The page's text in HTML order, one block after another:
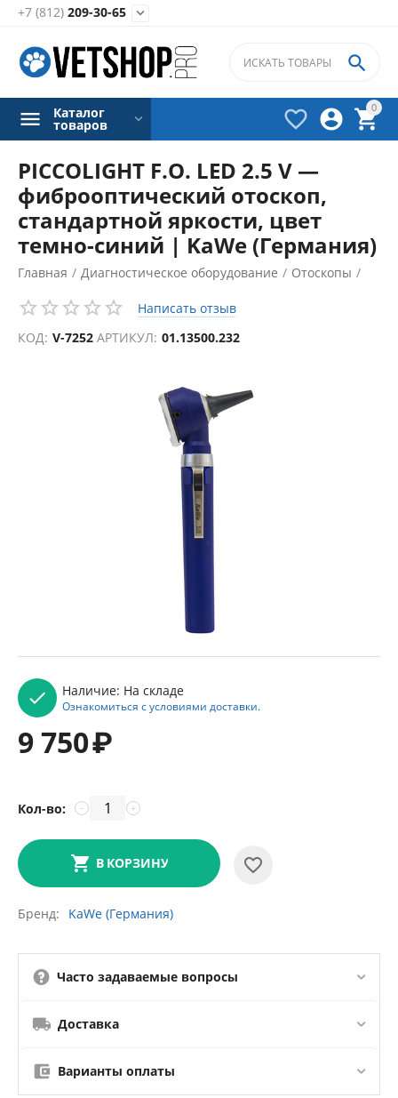
+7 (812) 209-30-65 
0




Каталог
товаров
PICCOLIGHT F.O. LED 2.5 V —
фиброоптический отоскоп,
стандартной яркости, цвет
темно-синий | KaWe (Германия)
Главная / Диагностическое оборудование / Отоскопы /
Написать отзыв
КОД: V-7252 АРТИКУЛ: 01.13500.232
Наличие: На складе
Ознакомиться с условиями доставки.
9 750₽
Кол-во: +
−
В КОРЗИНУ
Бренд KaWe (Германия)
Часто задаваемые вопросы
Доставка
Варианты оплаты